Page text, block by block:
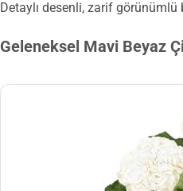
Detaylı desenli, zarif görünümlü
Geleneksel Mavi Beyaz